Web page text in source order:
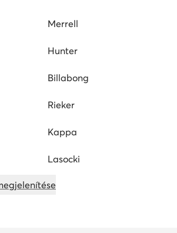
Merrell
Hunter
Billabong
Rieker
Kappa
Lasocki